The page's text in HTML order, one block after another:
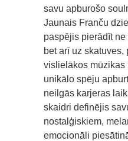
savu apburošo
Jaunais Franču
paspējis pierādīt
bet arī uz skatuves,
vislielākos mūzikas
unikālo spēju
neilgās karjeras
skaidri definējis
nostalģiskiem,
emocionāli